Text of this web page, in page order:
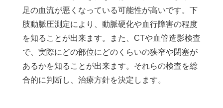
足の血流が悪くなっている可能性が高いです。下
肢動脈圧測定により、動脈硬化や血行障害の程度
を知ることが出来ます。また、CTや血管造影検査
で、実際にどの部位にどのくらいの狭窄や閉塞が
あるかを知ることが出来ます。それらの検査を総
合的に判断し、治療方針を決定します。